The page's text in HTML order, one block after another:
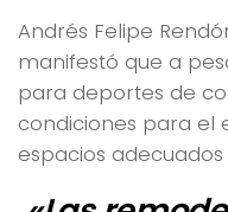
Andrés Felipe
manifestó que a
para deportes de
condiciones para el
espacios